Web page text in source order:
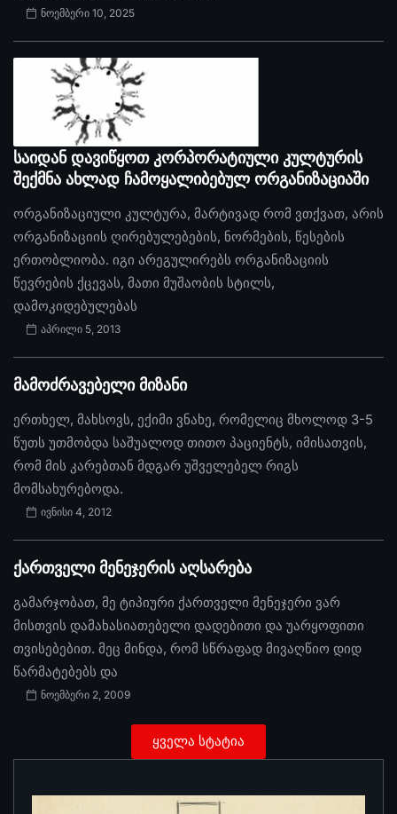
ნოემბერი 10, 2025
საიდან დავიწყოთ კორპორატიული კულტურის
შექმნა ახლად ჩამოყალიბებულ ორგანიზაციაში
ორგანიზაციული კულტურა, მარტივად რომ ვთქვათ, არის
ორგანიზაციის ღირებულებების, ნორმების, წესების
ერთობლიობა. იგი არეგულირებს ორგანიზაციის
წევრების ქცევას, მათი მუშაობის სტილს,
დამოკიდებულებას
აპრილი 5, 2013
მამოძრავებელი მიზანი
ერთხელ, მახსოვს, ექიმი ვნახე, რომელიც მხოლოდ 3-5
წუთს უთმობდა საშუალოდ თითო პაციენტს, იმისათვის,
რომ მის კარებთან მდგარ უშველებელ რიგს
მომსახურებოდა.
ივნისი 4, 2012
ქართველი მენეჯერის აღსარება
გამარჯობათ, მე ტიპიური ქართველი მენეჯერი ვარ
მისთვის დამახასიათებელი დადებითი და უარყოფითი
თვისებებით. მეც მინდა, რომ სწრაფად მივაღწიო დიდ
წარმატებებს და
ნოემბერი 2, 2009
ყველა სტატია